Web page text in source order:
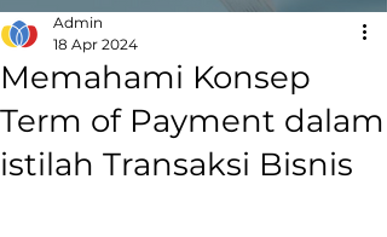
Memahami Konsep
Term of Payment dalam
istilah Transaksi Bisnis
Admin
18 Apr 2024